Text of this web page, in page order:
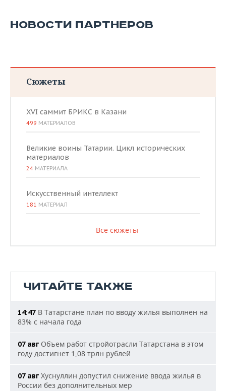
НОВОСТИ ПАРТНЕРОВ
Сюжеты
XVI саммит БРИКС в Казани
499 МАТЕРИАЛОВ
Великие воины Татарии. Цикл исторических
материалов
24 МАТЕРИАЛА
Искусственный интеллект
181 МАТЕРИАЛ
Все сюжеты
ЧИТАЙТЕ ТАКЖЕ
14:47 В Татарстане план по вводу жилья выполнен на
83% с начала года
07 авг Объем работ стройотрасли Татарстана в этом
году достигнет 1,08 трлн рублей
07 авг Хуснуллин допустил снижение ввода жилья в
России без дополнительных мер